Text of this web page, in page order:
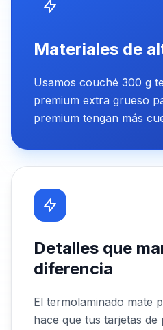
Materiales de
Usamos couché 300 g
premium extra grueso
premium tengan más
Detalles que
diferencia
El termolaminado mate
hace que tus tarjetas